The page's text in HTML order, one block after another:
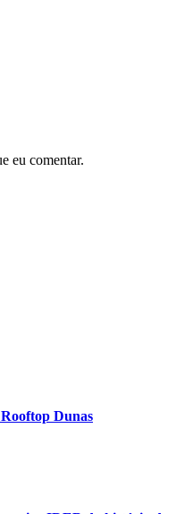
eu comentar.
Dunas